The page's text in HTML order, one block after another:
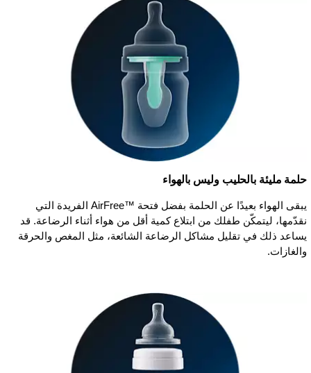
حلمة مليئة بالحليب وليس بالهواء
يبقى الهواء بعيدًا عن الحلمة بفضل فتحة AirFree™‎ الفريدة التي
نقدّمها، ليتمكّن طفلك من ابتلاع كمية أقل من هواء أثناء الرضاعة. قد
يساعد ذلك في تقليل مشاكل الرضاعة الشائعة، مثل المغص والحرقة
والغازات.